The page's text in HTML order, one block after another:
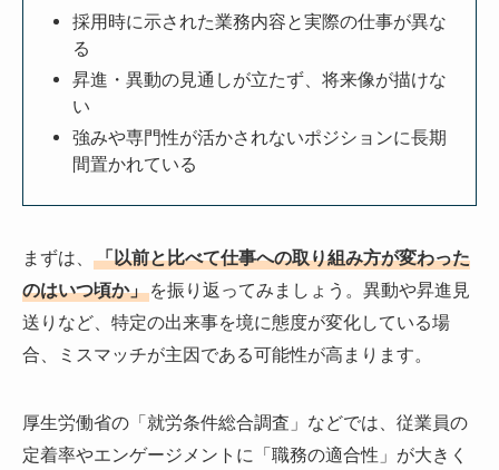
採用時に示された業務内容と実際の仕事が異な
る
昇進・異動の見通しが立たず、将来像が描けな
い
強みや専門性が活かされないポジションに長期
間置かれている
まずは、
「以前と比べて仕事への取り組み方が変わった
のはいつ頃か」 を振り返ってみましょう。異動や昇進見
送りなど、特定の出来事を境に態度が変化している場
合、ミスマッチが主因である可能性が高まります。
厚生労働省の「就労条件総合調査」などでは、従業員の
定着率やエンゲージメントに「職務の適合性」が大きく